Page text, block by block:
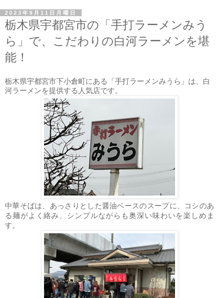
2023年9月11日月曜日
栃木県宇都宮市の「手打ラーメンみう
ら」で、こだわりの白河ラーメンを堪
能！
栃木県宇都宮市下小倉町にある「手打ラーメンみうら」は、白
河ラーメンを提供する人気店です。
中華そばは、あっさりとした醤油ベースのスープに、コシのあ
る麺がよく絡み、シンプルながらも奥深い味わいを楽しめま
す。